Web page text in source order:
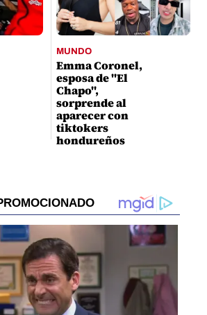
MUNDO
Emma Coronel,
esposa de "El
Chapo",
sorprende al
aparecer con
tiktokers
hondureños